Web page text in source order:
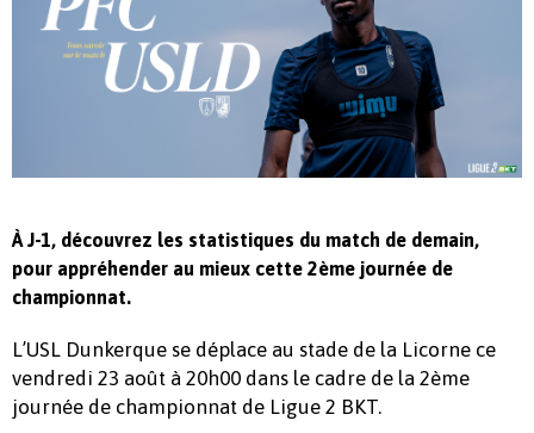
À J-1, découvrez les statistiques du match de demain,
pour appréhender au mieux cette 2ème journée de
championnat.
L’USL Dunkerque se déplace au stade de la Licorne ce
vendredi 23 août à 20h00 dans le cadre de la 2ème
journée de championnat de Ligue 2 BKT.